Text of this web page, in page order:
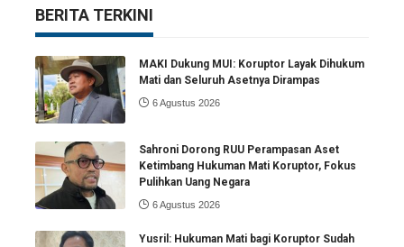
BERITA TERKINI
MAKI Dukung MUI: Koruptor Layak Dihukum
Mati dan Seluruh Asetnya Dirampas
6 Agustus 2026
Sahroni Dorong RUU Perampasan Aset
Ketimbang Hukuman Mati Koruptor, Fokus
Pulihkan Uang Negara
6 Agustus 2026
Yusril: Hukuman Mati bagi Koruptor Sudah